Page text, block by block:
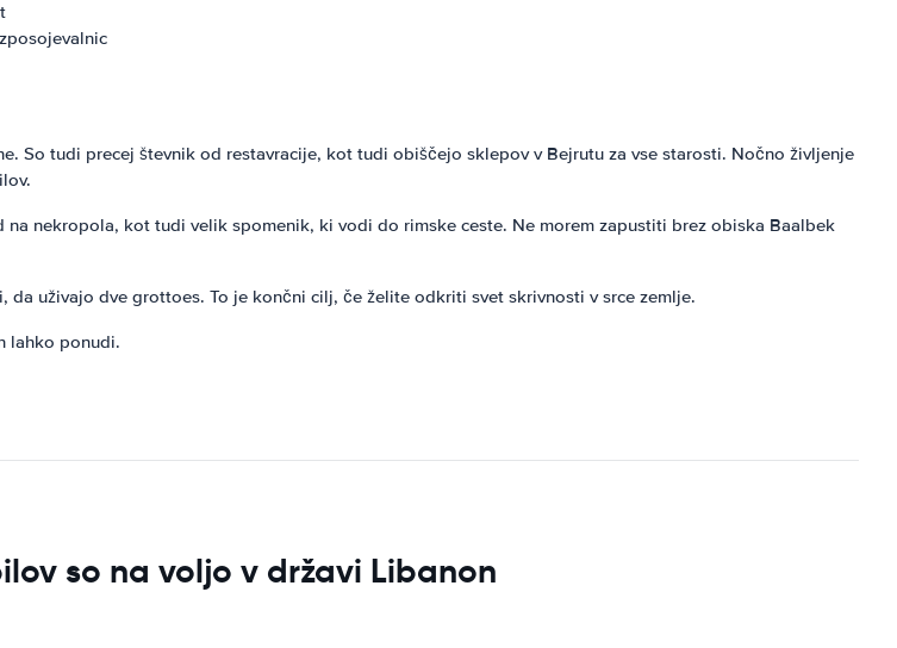
So tudi precej števnik od restavracije, kot tudi obiščejo sklepov v Bejrutu za vse starosti. Nočno življenje
nekropola, kot tudi velik spomenik, ki vodi do rimske ceste. Ne morem zapustiti brez obiska Baalbek
uživajo dve grottoes. To je končni cilj, če želite odkriti svet skrivnosti v srce zemlje.
lahko ponudi.
so na voljo v državi Libanon